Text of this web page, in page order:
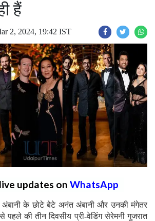
हैं
2, 2024, 19:42 IST
updates on WhatsApp
के छोटे बेटे अनंत अंबानी और उनकी मंगेतर
से पहले की तीन दिवसीय प्री-वेडिंग सेरेमनी गुजरात